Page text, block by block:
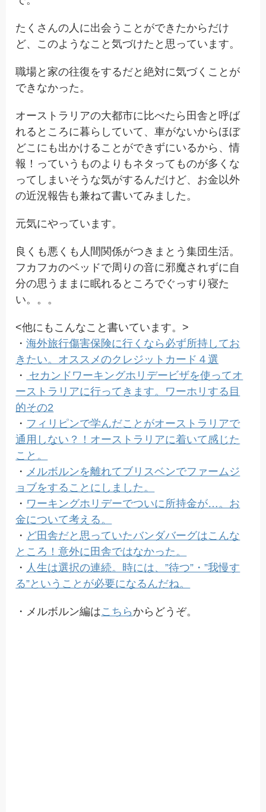
たくさんの人に出会うことができたからだけ
ど、このようなこと気づけたと思っています。
職場と家の往復をするだと絶対に気づくことが
できなかった。
オーストラリアの大都市に比べたら田舎と呼ば
れるところに暮らしていて、車がないからほぼ
どこにも出かけることができずにいるから、情
報！っていうものよりもネタってものが多くな
ってしまいそうな気がするんだけど、お金以外
の近況報告も兼ねて書いてみました。
元気にやっています。
良くも悪くも人間関係がつきまとう集団生活。
フカフカのベッドで周りの音に邪魔されずに自
分の思うままに眠れるところでぐっすり寝た
い。。。
<他にもこんなこと書いています。>
・海外旅行傷害保険に行くなら必ず所持してお
きたい。オススメのクレジットカード４選
・
セカンドワーキングホリデービザを使ってオ
ーストラリアに行ってきます。ワーホリする目
的その2
・ フィリピンで学んだことがオーストラリアで
通用しない？！オーストラリアに着いて感じた
こと。
・ メルボルンを離れてブリスベンでファームジ
ョブをすることにしました。
・ ワーキングホリデーでついに所持金が…。お
金について考える。
・ ど田舎だと思っていたバンダバーグはこんな
ところ！意外に田舎ではなかった。
・ 人生は選択の連続。時には、”待つ”・”我慢す
る”ということが必要になるんだね。
・メルボルン編はこちら からどうぞ。